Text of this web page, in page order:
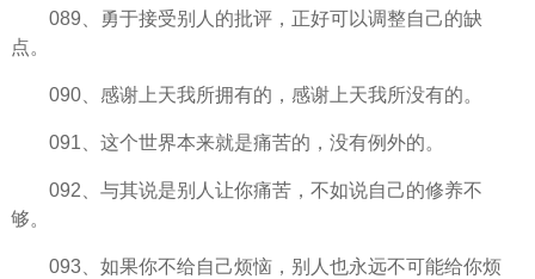
089、勇于接受别人的批评，正好可以调整自己的缺
点。
090、感谢上天我所拥有的，感谢上天我所没有的。
091、这个世界本来就是痛苦的，没有例外的。
092、与其说是别人让你痛苦，不如说自己的修养不
够。
093、如果你不给自己烦恼，别人也永远不可能给你烦